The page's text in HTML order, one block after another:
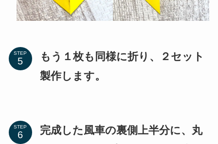
STEP
もう１枚も同様に折り、２セット
製作します。
STEP
完成した風車の裏側上半分に、丸